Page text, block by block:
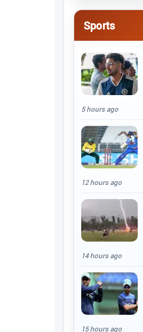
Sports
5 hours ago
12 hours ago
14 hours ago
15 hours ago